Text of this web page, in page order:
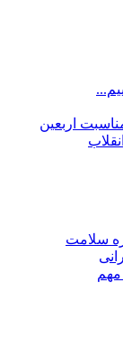
اربعین
سلامت
مهم